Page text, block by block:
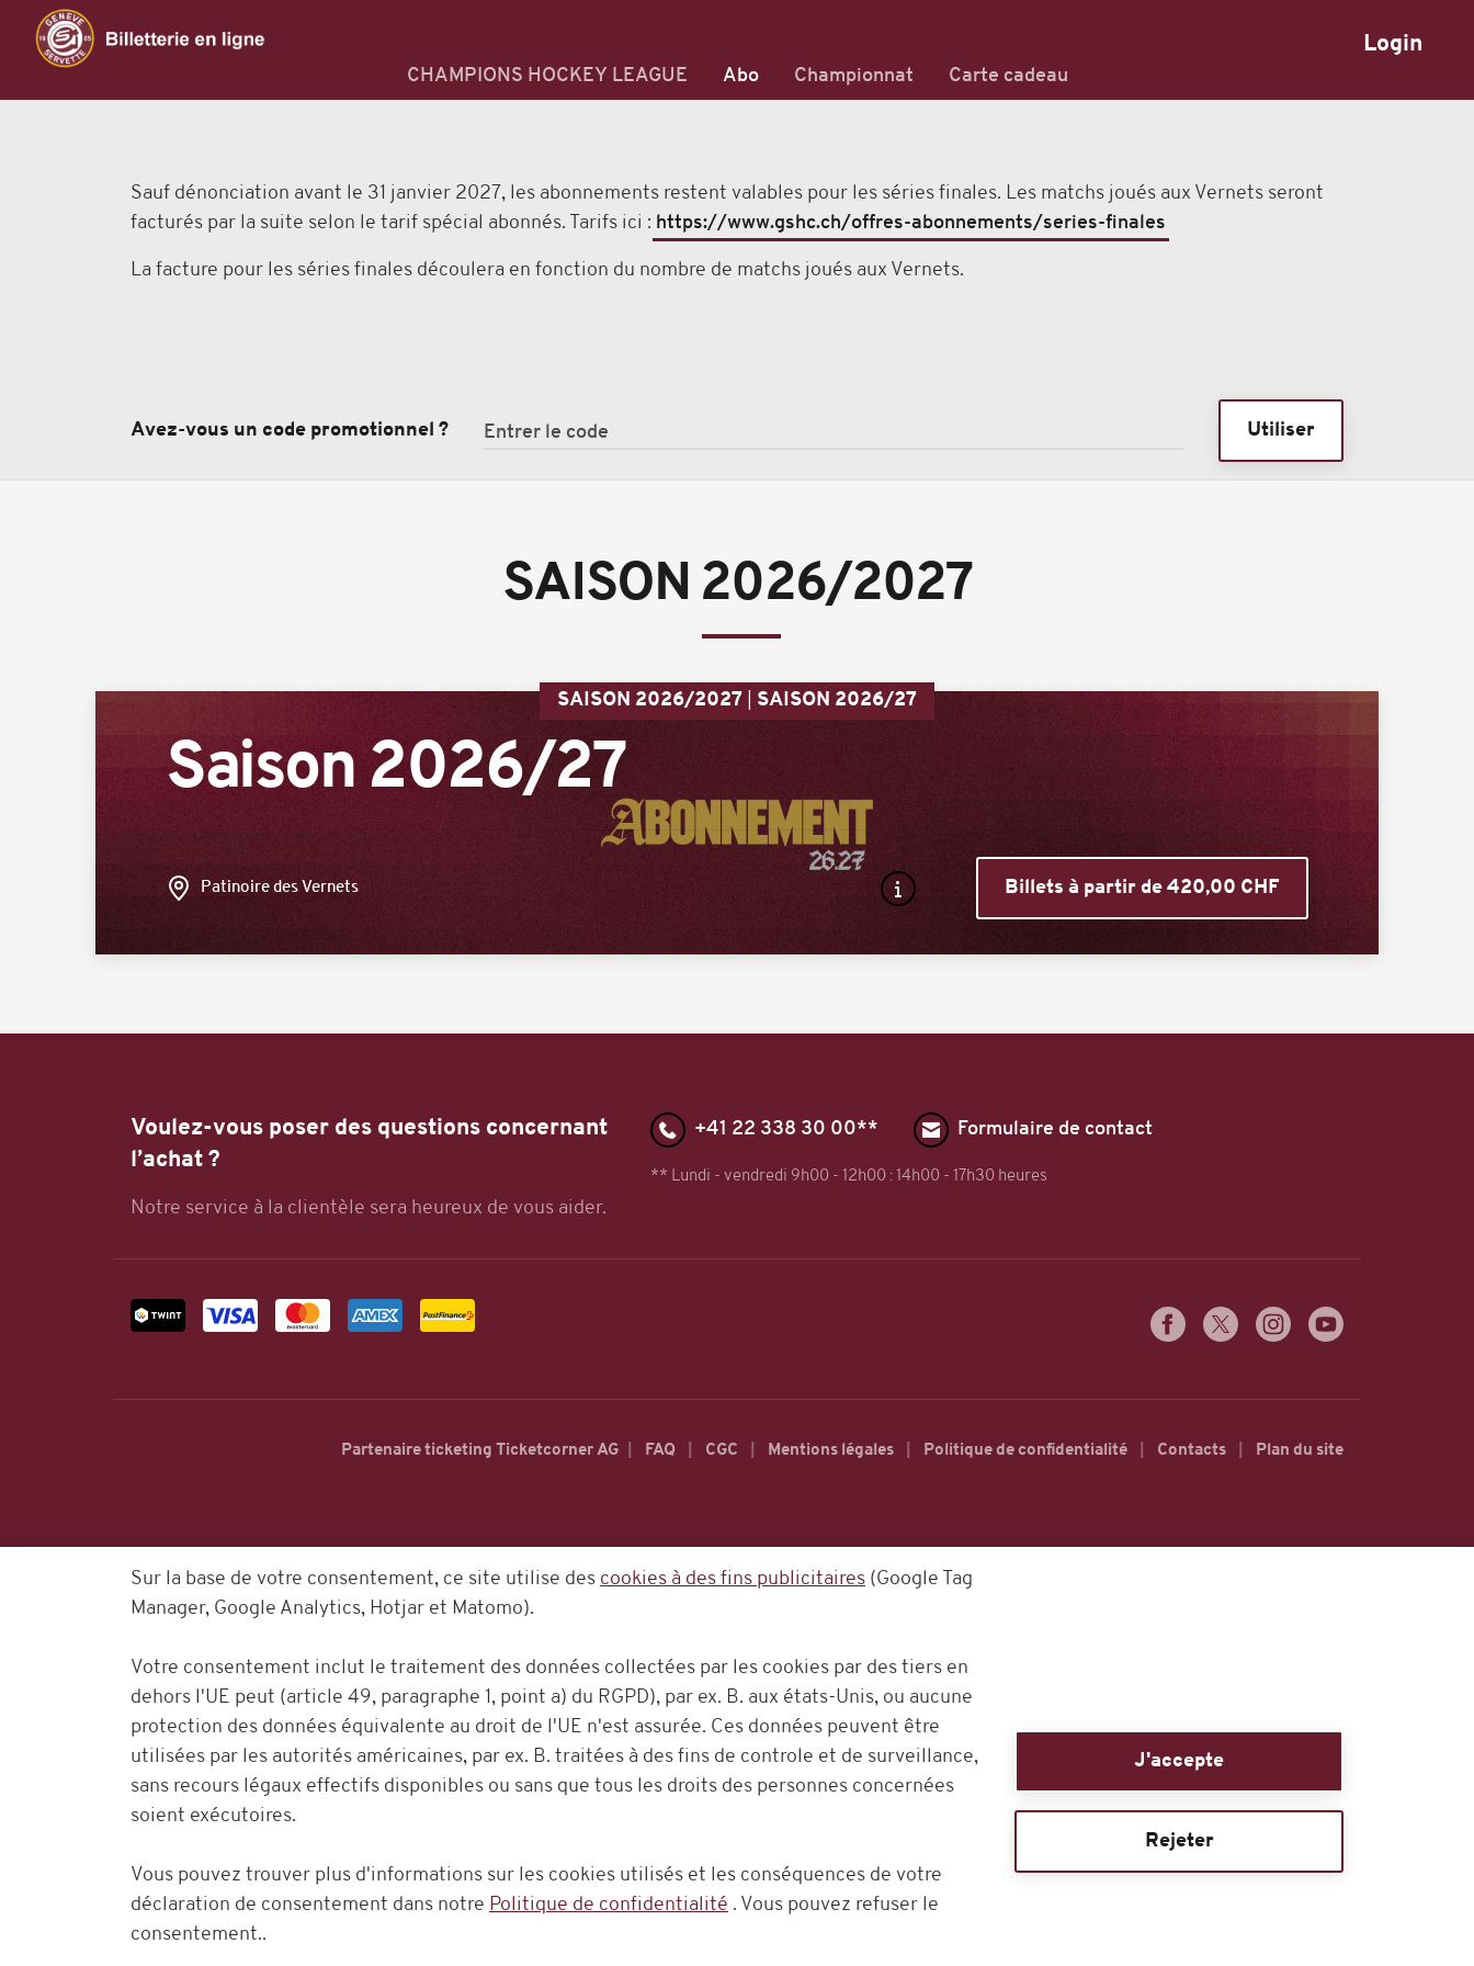
Login
CHAMPIONS HOCKEY LEAGUE Abo Championnat Carte cadeau
Sauf dénonciation avant le 31 janvier 2027, les abonnements restent valables pour les séries finales. Les matchs joués aux Vernets seront
facturés par la suite selon le tarif spécial abonnés. Tarifs ici : https://www.gshc.ch/offres-abonnements/series-finales
La facture pour les séries finales découlera en fonction du nombre de matchs joués aux Vernets.
Avez-vous un code promotionnel ? Utiliser
SAISON 2026/2027
SAISON 2026/2027 SAISON 2026/27
Saison 2026/27
Patinoire des Vernets Billets à partir de 420,00 CHF
Voulez-vous poser des questions concernant
l’achat ?
Notre service à la clientèle sera heureux de vous aider.
+41 22 338 30 00** Formulaire de contact
** Lundi - vendredi 9h00 - 12h00 : 14h00 - 17h30 heures
Partenaire ticketing Ticketcorner AG FAQ CGC Mentions légales Politique de confidentialité Contacts Plan du site
Sur la base de votre consentement, ce site utilise des cookies à des fins publicitaires (Google Tag
Manager, Google Analytics, Hotjar et Matomo).
Votre consentement inclut le traitement des données collectées par les cookies par des tiers en
dehors l'UE peut (article 49, paragraphe 1, point a) du RGPD), par ex. B. aux états-Unis, ou aucune
protection des données équivalente au droit de l'UE n'est assurée. Ces données peuvent être
utilisées par les autorités américaines, par ex. B. traitées à des fins de controle et de surveillance,
sans recours légaux effectifs disponibles ou sans que tous les droits des personnes concernées
soient exécutoires.
Vous pouvez trouver plus d'informations sur les cookies utilisés et les conséquences de votre
déclaration de consentement dans notre Politique de confidentialité . Vous pouvez refuser le
consentement..
J'accepte
Rejeter